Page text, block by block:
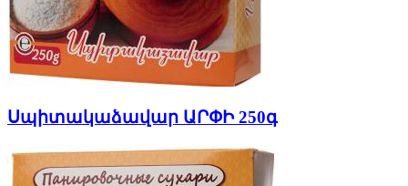
Սպիտակաձավար ԱՐՓԻ 250գ